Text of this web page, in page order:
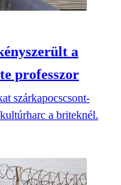
a
professzor
szárkapocscsont-
a briteknél.